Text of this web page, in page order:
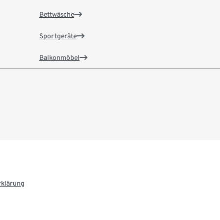
Bettwäsche
Sportgeräte
Balkonmöbel